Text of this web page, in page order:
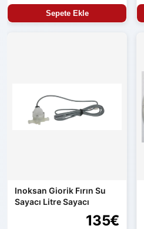
Sepete Ekle
Inoksan Giorik Fırın Su
Sayacı Litre Sayacı
135€